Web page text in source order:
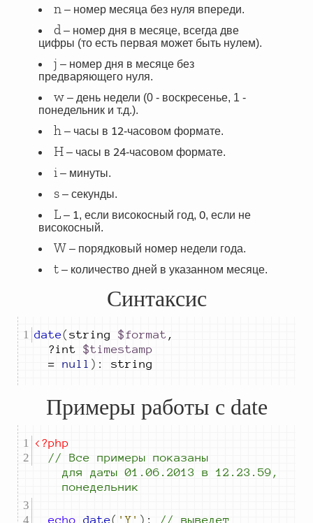
n – номер месяца без нуля впереди.
d – номер дня в месяце, всегда две
цифры (то есть первая может быть нулем).
j – номер дня в месяце без
предваряющего нуля.
w – день недели (0 - воскресенье, 1 -
понедельник и т.д.).
h – часы в 12-часовом формате.
H – часы в 24-часовом формате.
i – минуты.
s – секунды.
L – 1, если високосный год, 0, если не
високосный.
W – порядковый номер недели года.
t – количество дней в указанном месяце.
Синтаксис
date( string $format ,
?int $timestamp
= null ) : string
Примеры работы с date
<?php
//
Все примеры показаны
для даты 01.06.2013 в 12.23.59,
понедельник
echo date( 'Y' ) ; //
выведет